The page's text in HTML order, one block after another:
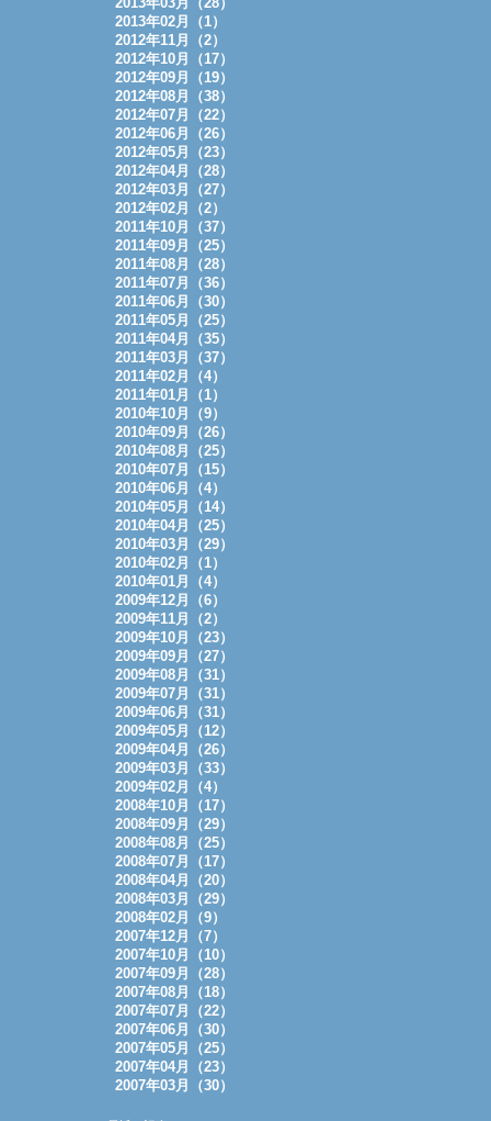
2013年02月（1）
2012年11月（2）
2012年10月（17）
2012年09月（19）
2012年08月（38）
2012年07月（22）
2012年06月（26）
2012年05月（23）
2012年04月（28）
2012年03月（27）
2012年02月（2）
2011年10月（37）
2011年09月（25）
2011年08月（28）
2011年07月（36）
2011年06月（30）
2011年05月（25）
2011年04月（35）
2011年03月（37）
2011年02月（4）
2011年01月（1）
2010年10月（9）
2010年09月（26）
2010年08月（25）
2010年07月（15）
2010年06月（4）
2010年05月（14）
2010年04月（25）
2010年03月（29）
2010年02月（1）
2010年01月（4）
2009年12月（6）
2009年11月（2）
2009年10月（23）
2009年09月（27）
2009年08月（31）
2009年07月（31）
2009年06月（31）
2009年05月（12）
2009年04月（26）
2009年03月（33）
2009年02月（4）
2008年10月（17）
2008年09月（29）
2008年08月（25）
2008年07月（17）
2008年04月（20）
2008年03月（29）
2008年02月（9）
2007年12月（7）
2007年10月（10）
2007年09月（28）
2007年08月（18）
2007年07月（22）
2007年06月（30）
2007年05月（25）
2007年04月（23）
2007年03月（30）